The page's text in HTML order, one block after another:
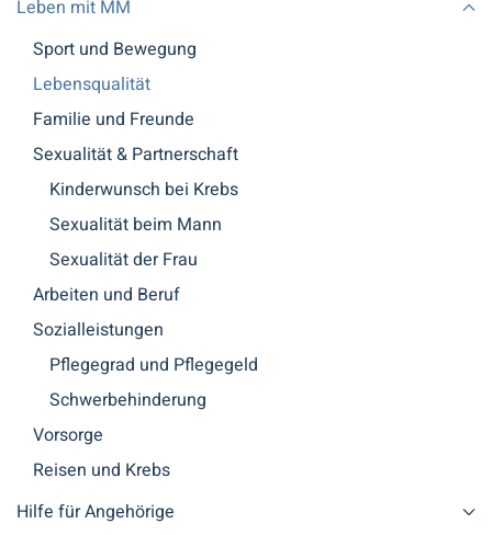
Leben mit MM
Sport und Bewegung
Lebensqualität
Familie und Freunde
Sexualität & Partnerschaft
Kinderwunsch bei Krebs
Sexualität beim Mann
Sexualität der Frau
Arbeiten und Beruf
Sozialleistungen
Pflegegrad und Pflegegeld
Schwerbehinderung
Vorsorge
Reisen und Krebs
Hilfe für Angehörige